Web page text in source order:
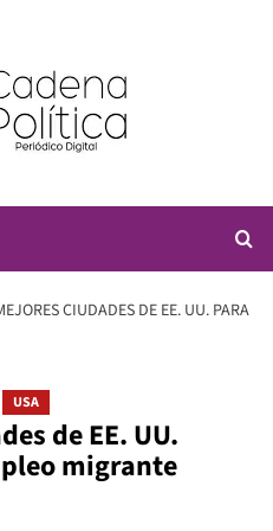
CIUDADES DE EE. UU. PARA
USA
de EE. UU.
migrante